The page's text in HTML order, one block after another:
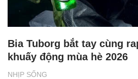
NHỊP SỐNG
Bia Tuborg bắt tay cùng
khuấy động mùa hè 2026